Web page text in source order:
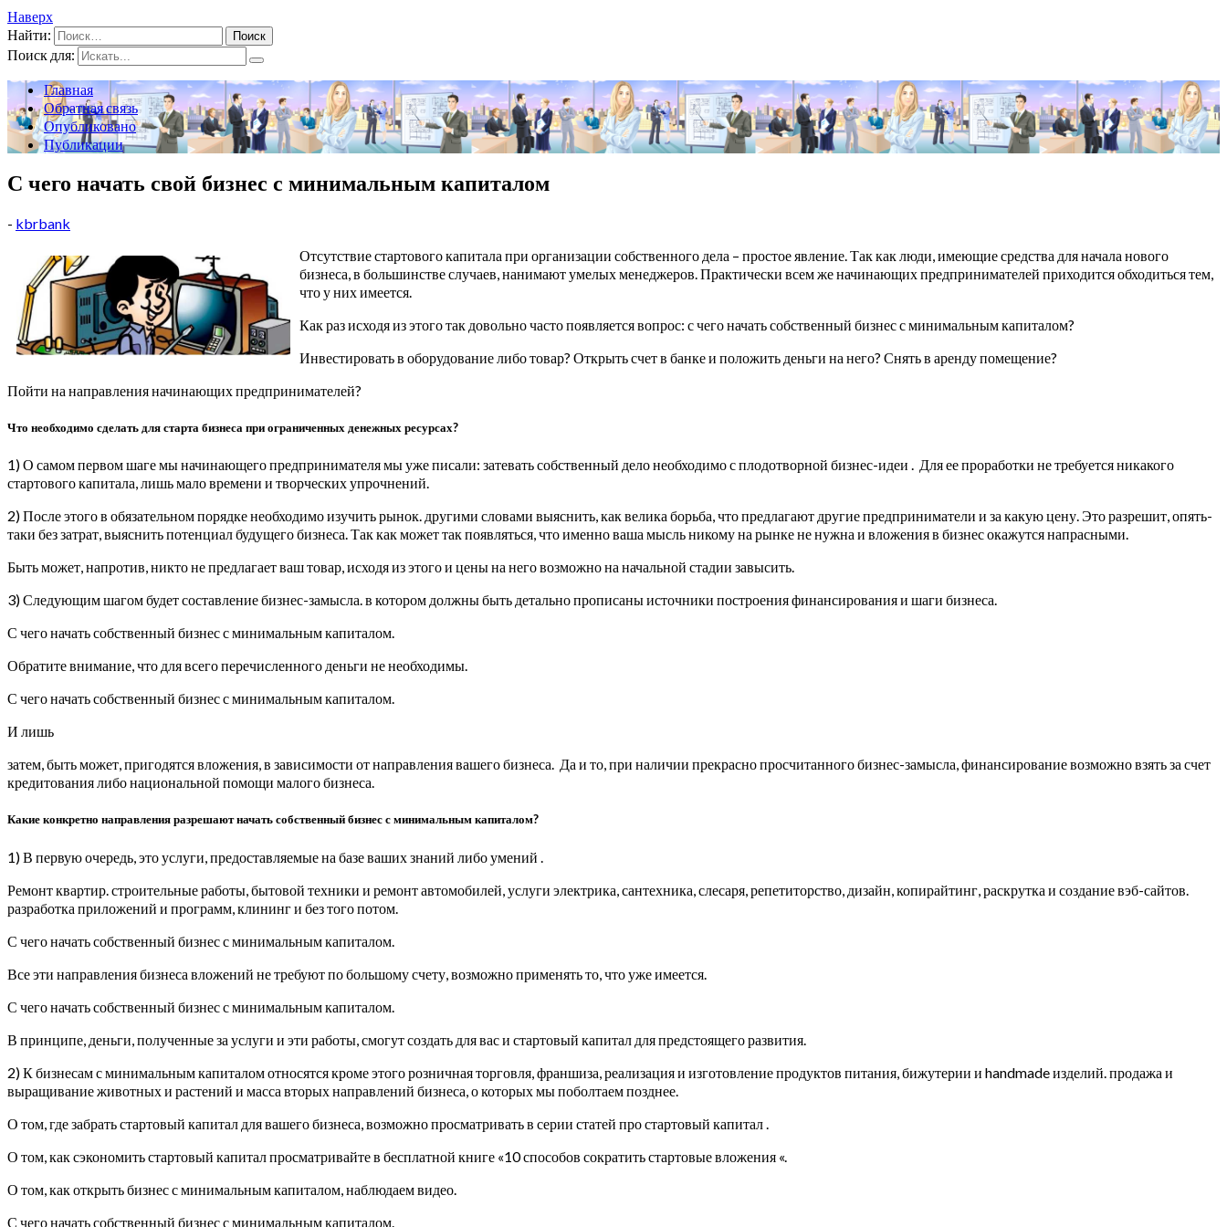
Наверх
Найти:
Поиск для:
Главная
Обратная связь
Опубликовано
Публикации
С чего начать свой бизнес с минимальным капиталом
- kbrbank
Отсутствие стартового капитала при организации собственного дела – простое явление. Так как люди, имеющие средства для начала нового
бизнеса, в большинстве случаев, нанимают умелых менеджеров. Практически всем же начинающих предпринимателей приходится обходиться тем,
что у них имеется.
Как раз исходя из этого так довольно часто появляется вопрос: с чего начать собственный бизнес с минимальным капиталом?
Инвестировать в оборудование либо товар? Открыть счет в банке и положить деньги на него? Снять в аренду помещение?
Пойти на направления начинающих предпринимателей?
Что необходимо сделать для старта бизнеса при ограниченных денежных ресурсах?
1) О самом первом шаге мы начинающего предпринимателя мы уже писали: затевать собственный дело необходимо с плодотворной бизнес-идеи . Для ее проработки не требуется никакого
стартового капитала, лишь мало времени и творческих упрочнений.
2) После этого в обязательном порядке необходимо изучить рынок. другими словами выяснить, как велика борьба, что предлагают другие предприниматели и за какую цену. Это разрешит, опять-
таки без затрат, выяснить потенциал будущего бизнеса. Так как может так появляться, что именно ваша мысль никому на рынке не нужна и вложения в бизнес окажутся напрасными.
Быть может, напротив, никто не предлагает ваш товар, исходя из этого и цены на него возможно на начальной стадии завысить.
3) Следующим шагом будет составление бизнес-замысла. в котором должны быть детально прописаны источники построения финансирования и шаги бизнеса.
С чего начать собственный бизнес с минимальным капиталом.
Обратите внимание, что для всего перечисленного деньги не необходимы.
С чего начать собственный бизнес с минимальным капиталом.
И лишь
затем, быть может, пригодятся вложения, в зависимости от направления вашего бизнеса. Да и то, при наличии прекрасно просчитанного бизнес-замысла, финансирование возможно взять за счет
кредитования либо национальной помощи малого бизнеса.
Какие конкретно направления разрешают начать собственный бизнес с минимальным капиталом?
1) В первую очередь, это услуги, предоставляемые на базе ваших знаний либо умений .
Ремонт квартир. строительные работы, бытовой техники и ремонт автомобилей, услуги электрика, сантехника, слесаря, репетиторство, дизайн, копирайтинг, раскрутка и создание вэб-сайтов.
разработка приложений и программ, клининг и без того потом.
С чего начать собственный бизнес с минимальным капиталом.
Все эти направления бизнеса вложений не требуют по большому счету, возможно применять то, что уже имеется.
С чего начать собственный бизнес с минимальным капиталом.
В принципе, деньги, полученные за услуги и эти работы, смогут создать для вас и стартовый капитал для предстоящего развития.
2) К бизнесам с минимальным капиталом относятся кроме этого розничная торговля, франшиза, реализация и изготовление продуктов питания, бижутерии и handmade изделий. продажа и
выращивание животных и растений и масса вторых направлений бизнеса, о которых мы поболтаем позднее.
О том, где забрать стартовый капитал для вашего бизнеса, возможно просматривать в серии статей про стартовый капитал .
О том, как сэкономить стартовый капитал просматривайте в бесплатной книге «10 способов сократить стартовые вложения «.
О том, как открыть бизнес с минимальным капиталом, наблюдаем видео.
С чего начать собственный бизнес с минимальным капиталом.